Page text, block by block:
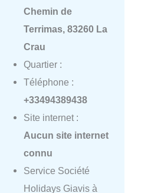
Chemin de
Terrimas, 83260 La
Crau
Quartier :
Téléphone :
+33494389438
Site internet :
Aucun site internet
connu
Service Société
Holidays Giavis à